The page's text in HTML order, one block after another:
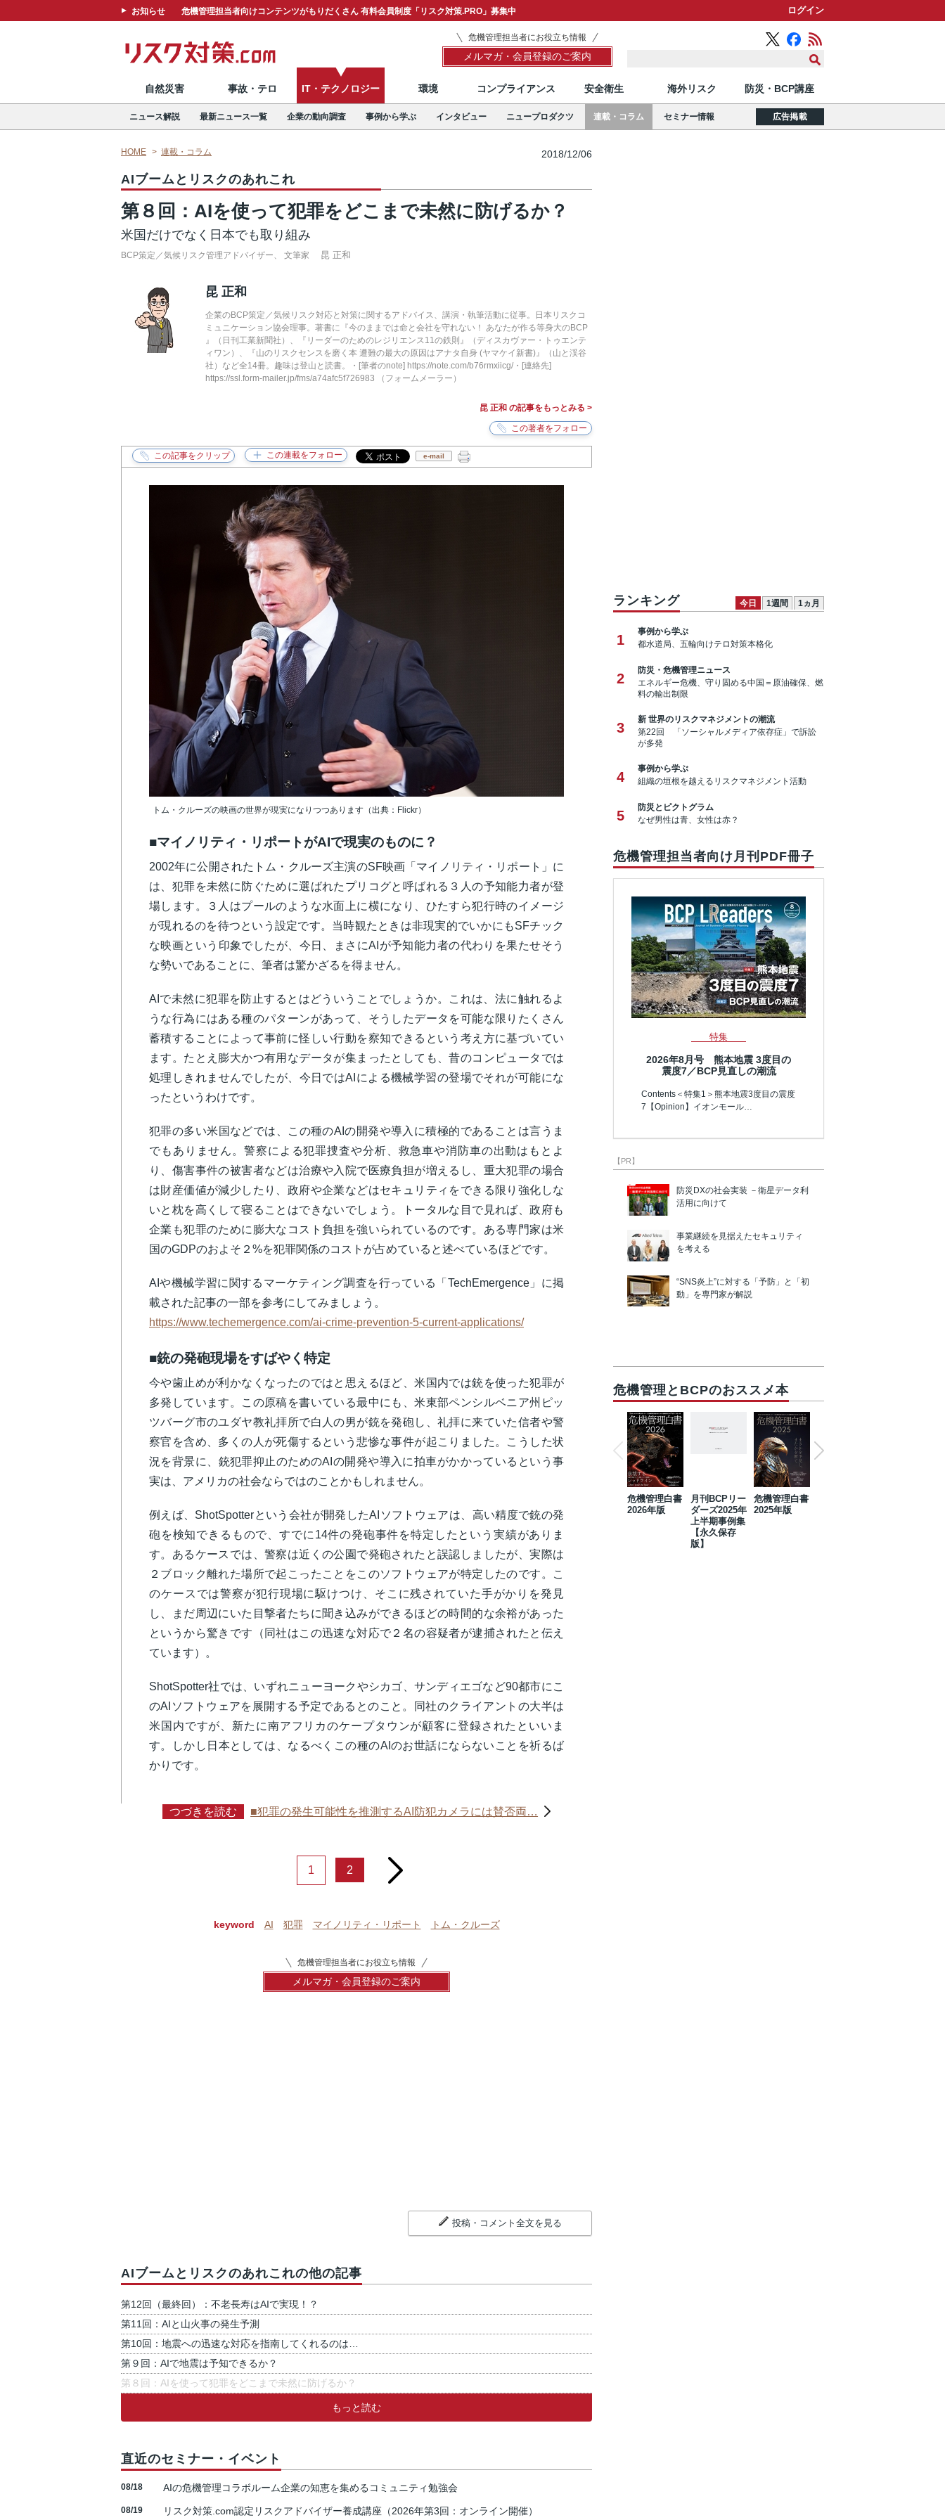
お知らせ 危機管理担当者向けコンテンツがもりだくさん 有料会員制度「リスク対策.PRO」募集中 ログイン
危機管理担当者にお役立ち情報
メルマガ・会員登録のご案内
自然災害 事故・テロ IT・テクノロジー 環境 コンプライアンス 安全衛生 海外リスク 防災・BCP講座
ニュース解説 最新ニュース一覧 企業の動向調査 事例から学ぶ インタビュー ニュープロダクツ 連載・コラム セミナー情報 広告掲載
HOME 連載・コラム 2018/12/06
AIブームとリスクのあれこれ
第８回：AIを使って犯罪をどこまで未然に防げるか？
米国だけでなく日本でも取り組み
BCP策定／気候リスク管理アドバイザー、 文筆家 昆 正和
昆 正和
企業のBCP策定／気候リスク対応と対策に関するアドバイス、講演・執筆活動に従事。日本リスクコ
ミュニケーション協会理事。著書に『今のままでは命と会社を守れない！ あなたが作る等身大のBCP
』（日刊工業新聞社）、『リーダーのためのレジリエンス11の鉄則』（ディスカヴァー・トゥエンテ
ィワン）、『山のリスクセンスを磨く本 遭難の最大の原因はアナタ自身 (ヤマケイ新書)』（山と渓谷
社）など全14冊。趣味は登山と読書。・[筆者のnote] https://note.com/b76rmxiicg/・[連絡先]
https://ssl.form-mailer.jp/fms/a74afc5f726983 （フォームメーラー）
昆 正和 の記事をもっとみる >
e-mail
トム・クルーズの映画の世界が現実になりつつあります（出典：Flickr）
■マイノリティ・リポートがAIで現実のものに？
2002年に公開されたトム・クルーズ主演のSF映画「マイノリティ・リポート」に
は、犯罪を未然に防ぐために選ばれたプリコグと呼ばれる３人の予知能力者が登
場します。３人はプールのような水面上に横になり、ひたすら犯行時のイメージ
が現れるのを待つという設定です。当時観たときは非現実的でいかにもSFチック
な映画という印象でしたが、今日、まさにAIが予知能力者の代わりを果たせそう
な勢いであることに、筆者は驚かざるを得ません。
AIで未然に犯罪を防止するとはどういうことでしょうか。これは、法に触れるよ
うな行為にはある種のパターンがあって、そうしたデータを可能な限りたくさん
蓄積することによって事前に怪しい行動を察知できるという考え方に基づいてい
ます。たとえ膨大かつ有用なデータが集まったとしても、昔のコンピュータでは
処理しきれませんでしたが、今日ではAIによる機械学習の登場でそれが可能にな
ったというわけです。
犯罪の多い米国などでは、この種のAIの開発や導入に積極的であることは言うま
でもありません。警察による犯罪捜査や分析、救急車や消防車の出動はもとよ
り、傷害事件の被害者などは治療や入院で医療負担が増えるし、重大犯罪の場合
は財産価値が減少したり、政府や企業などはセキュリティをできる限り強化しな
いと枕を高くして寝ることはできないでしょう。トータルな目で見れば、政府も
企業も犯罪のために膨大なコスト負担を強いられているのです。ある専門家は米
国のGDPのおよそ２%を犯罪関係のコストが占めていると述べているほどです。
AIや機械学習に関するマーケティング調査を行っている「TechEmergence」に掲
載された記事の一部を参考にしてみましょう。
https://www.techemergence.com/ai-crime-prevention-5-current-applications/
■銃の発砲現場をすばやく特定
今や歯止めが利かなくなったのではと思えるほど、米国内では銃を使った犯罪が
多発しています。この原稿を書いている最中にも、米東部ペンシルベニア州ピッ
ツバーグ市のユダヤ教礼拝所で白人の男が銃を発砲し、礼拝に来ていた信者や警
察官を含め、多くの人が死傷するという悲惨な事件が起こりました。こうした状
況を背景に、銃犯罪抑止のためのAIの開発や導入に拍車がかかっているという事
実は、アメリカの社会ならではのことかもしれません。
例えば、ShotSpotterという会社が開発したAIソフトウェアは、高い精度で銃の発
砲を検知できるもので、すでに14件の発砲事件を特定したという実績がありま
す。あるケースでは、警察は近くの公園で発砲されたと誤認しましたが、実際は
２ブロック離れた場所で起こったことをこのソフトウェアが特定したのです。こ
のケースでは警察が犯行現場に駆けつけ、そこに残されていた手がかりを発見
し、まだ周辺にいた目撃者たちに聞き込みができるほどの時間的な余裕があった
というから驚きです（同社はこの迅速な対応で２名の容疑者が逮捕されたと伝え
ています）。
ShotSpotter社では、いずれニューヨークやシカゴ、サンディエゴなど90都市にこ
のAIソフトウェアを展開する予定であるとのこと。同社のクライアントの大半は
米国内ですが、新たに南アフリカのケープタウンが顧客に登録されたといいま
す。しかし日本としては、なるべくこの種のAIのお世話にならないことを祈るば
かりです。
つづきを読む ■犯罪の発生可能性を推測するAI防犯カメラには賛否両…
1 2 next
keyword AI 犯罪 マイノリティ・リポート トム・クルーズ
危機管理担当者にお役立ち情報
メルマガ・会員登録のご案内
投稿・コメント全文を見る
AIブームとリスクのあれこれの他の記事
第12回（最終回）：不老長寿はAIで実現！？
第11回：AIと山火事の発生予測
第10回：地震への迅速な対応を指南してくれるのは…
第９回：AIで地震は予知できるか？
第８回：AIを使って犯罪をどこまで未然に防げるか？
もっと読む
直近のセミナー・イベント
08/18 AIの危機管理コラボルーム企業の知恵を集めるコミュニティ勉強会
08/19 リスク対策.com認定リスクアドバイザー養成講座（2026年第3回：オンライン開催）
ランキング 今日 1週間 1ヵ月
1
事例から学ぶ
都水道局、五輪向けテロ対策本格化
2
防災・危機管理ニュース
エネルギー危機、守り固める中国＝原油確保、燃
料の輸出制限
3
新 世界のリスクマネジメントの潮流
第22回 「ソーシャルメディア依存症」で訴訟
が多発
4
事例から学ぶ
組織の垣根を越えるリスクマネジメント活動
5
防災とピクトグラム
なぜ男性は青、女性は赤？
危機管理担当者向け月刊PDF冊子
特集
2026年8月号 熊本地震 3度目の
震度7／BCP見直しの潮流
Contents＜特集1＞熊本地震3度目の震度
7【Opinion】イオンモール…
【PR】
防災DXの社会実装 －衛星データ利
活用に向けて
事業継続を見据えたセキュリティ
を考える
“SNS炎上”に対する「予防」と「初
動」を専門家が解説
危機管理とBCPのおススメ本
危機管理白書
2026年版
月刊BCPリー
ダーズ2025年
上半期事例集
【永久保存
版】
危機管理白書
2025年版